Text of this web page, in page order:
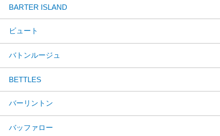
BARTER ISLAND
ビュート
バトンルージュ
BETTLES
バーリントン
バッファロー